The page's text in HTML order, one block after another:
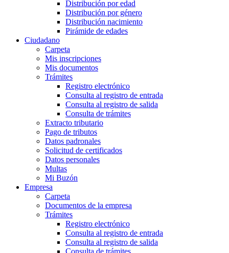
Distribución por edad
Distribución por género
Distribución nacimiento
Pirámide de edades
Ciudadano
Carpeta
Mis inscripciones
Mis documentos
Trámites
Registro electrónico
Consulta al registro de entrada
Consulta al registro de salida
Consulta de trámites
Extracto tributario
Pago de tributos
Datos padronales
Solicitud de certificados
Datos personales
Multas
Mi Buzón
Empresa
Carpeta
Documentos de la empresa
Trámites
Registro electrónico
Consulta al registro de entrada
Consulta al registro de salida
Consulta de trámites